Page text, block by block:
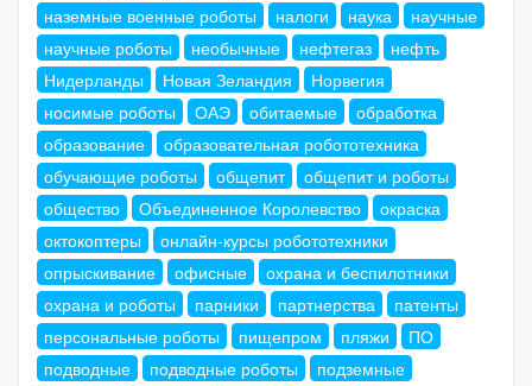
наземные военные роботы
налоги наука
научные
научные роботы
необычные нефтегаз
нефть
Нидерланды
Новая Зеландия
Норвегия
носимые роботы
ОАЭ обитаемые
обработка
образование
образовательная робототехника
обучающие роботы
общепит
общепит и роботы
общество
Объединенное Королевство
окраска
октокоптеры
онлайн-курсы робототехники
опрыскивание
офисные
охрана и беспилотники
охрана и роботы
парники партнерства
патенты
персональные роботы
пищепром пляжи
ПО
подводные
подводные роботы
подземные